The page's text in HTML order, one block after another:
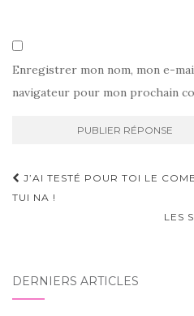
Enregistrer mon nom, mon e-
navigateur pour mon prochain
Navigation
d'article
J’AI TESTÉ POUR TOI LE
TUI NA !
LES
DERNIERS ARTICLES